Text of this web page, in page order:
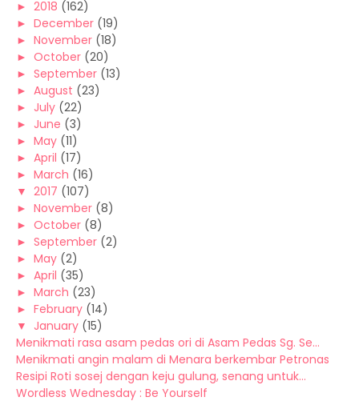
► 2018 (162)
► December (19)
► November (18)
► October (20)
► September (13)
► August (23)
► July (22)
► June (3)
► May (11)
► April (17)
► March (16)
▼ 2017 (107)
► November (8)
► October (8)
► September (2)
► May (2)
► April (35)
► March (23)
► February (14)
▼ January (15)
Menikmati rasa asam pedas ori di Asam Pedas Sg. Se...
Menikmati angin malam di Menara berkembar Petronas
Resipi Roti sosej dengan keju gulung, senang untuk...
Wordless Wednesday : Be Yourself